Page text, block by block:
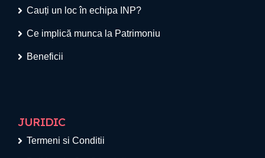
Cauți un loc în echipa INP?
Ce implică munca la Patrimoniu
Beneficii
JURIDIC
Termeni si Conditii